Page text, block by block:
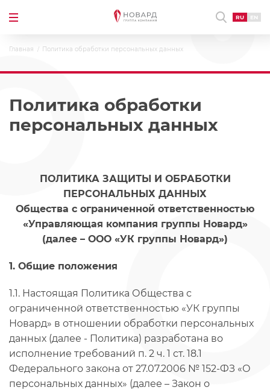
RU EN
Главная Политика обработки персональных данных
Политика обработки
персональных данных
ПОЛИТИКА ЗАЩИТЫ И ОБРАБОТКИ
ПЕРСОНАЛЬНЫХ ДАННЫХ
Общества с ограниченной ответственностью
«Управляющая компания группы Новард»
(далее – ООО «УК группы Новард»)
1. Общие положения
1.1. Настоящая Политика Общества с
ограниченной ответственностью «УК группы
Новард» в отношении обработки персональных
данных (далее - Политика) разработана во
исполнение требований п. 2 ч. 1 ст. 18.1
Федерального закона от 27.07.2006 № 152-ФЗ «О
персональных данных» (далее – Закон о